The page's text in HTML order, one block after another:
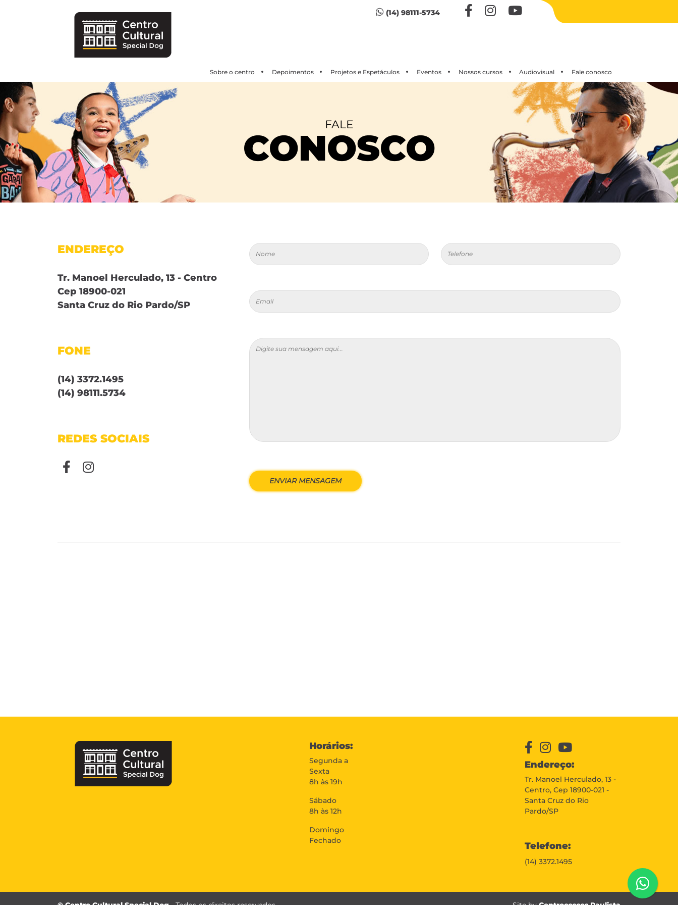
(14) 98111-5734
Sobre o centro Depoimentos Projetos e Espetáculos Eventos Nossos cursos Audiovisual Fale conosco
FALE
CONOSCO
ENDEREÇO
Tr. Manoel Herculado, 13 - Centro
Cep 18900-021
Santa Cruz do Rio Pardo/SP
FONE
(14) 3372.1495
(14) 98111.5734
REDES SOCIAIS
ENVIAR MENSAGEM
Horários:
Segunda a
Sexta
8h às 19h
Sábado
8h às 12h
Domingo
Fechado
Endereço:
Tr. Manoel Herculado, 13 -
Centro, Cep 18900-021 -
Santa Cruz do Rio
Pardo/SP
Telefone:
(14) 3372.1495